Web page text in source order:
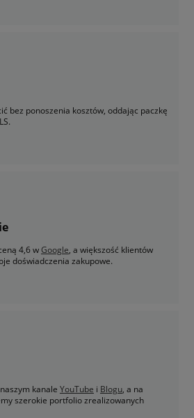
bez ponoszenia kosztów, oddając paczkę
4,6 wGoogle, a większość klientów
doświadczenia zakupowe.
kanale YouTube i Blogu, a na
szerokie portfolio zrealizowanych